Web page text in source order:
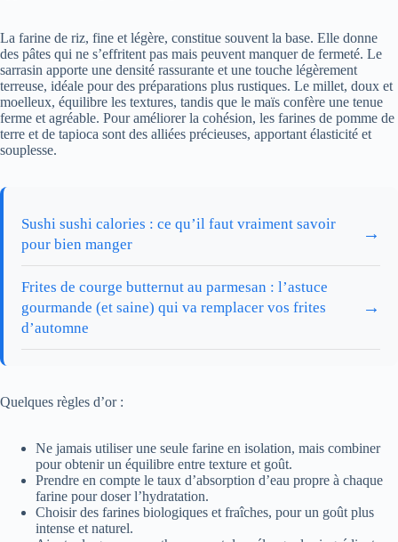
La farine de riz, fine et légère, constitue souvent la base. Elle donne
des pâtes qui ne s’effritent pas mais peuvent manquer de fermeté. Le
sarrasin apporte une densité rassurante et une touche légèrement
terreuse, idéale pour des préparations plus rustiques. Le millet, doux et
moelleux, équilibre les textures, tandis que le maïs confère une tenue
ferme et agréable. Pour améliorer la cohésion, les farines de pomme de
terre et de tapioca sont des alliées précieuses, apportant élasticité et
souplesse.
Sushi sushi calories : ce qu’il faut vraiment savoir
pour bien manger
→
Frites de courge butternut au parmesan : l’astuce
gourmande (et saine) qui va remplacer vos frites
d’automne
→
Quelques règles d’or :
Ne jamais utiliser une seule farine en isolation, mais combiner
pour obtenir un équilibre entre texture et goût.
Prendre en compte le taux d’absorption d’eau propre à chaque
farine pour doser l’hydratation.
Choisir des farines biologiques et fraîches, pour un goût plus
intense et naturel.